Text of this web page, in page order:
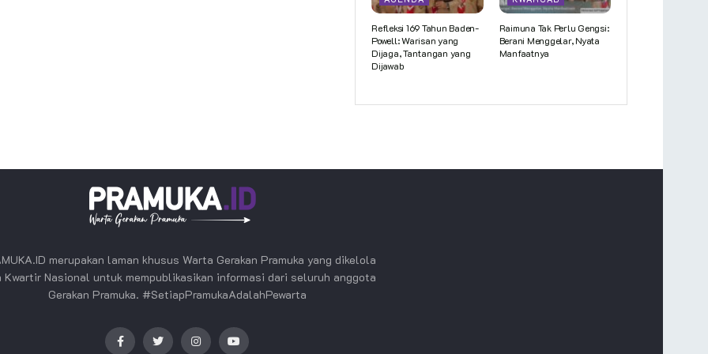
Refleksi 169 Tahun Baden-
Powell: Warisan yang
Dijaga, Tantangan yang
Dijawab
Raimuna Tak Perlu Gengsi:
Berani Menggelar, Nyata
Manfaatnya
merupakan laman khusus Warta Gerakan Pramuka yang dikelola
Kwartir Nasional untuk mempublikasikan informasi dari seluruh anggota
Gerakan Pramuka. #SetiapPramukaAdalahPewarta